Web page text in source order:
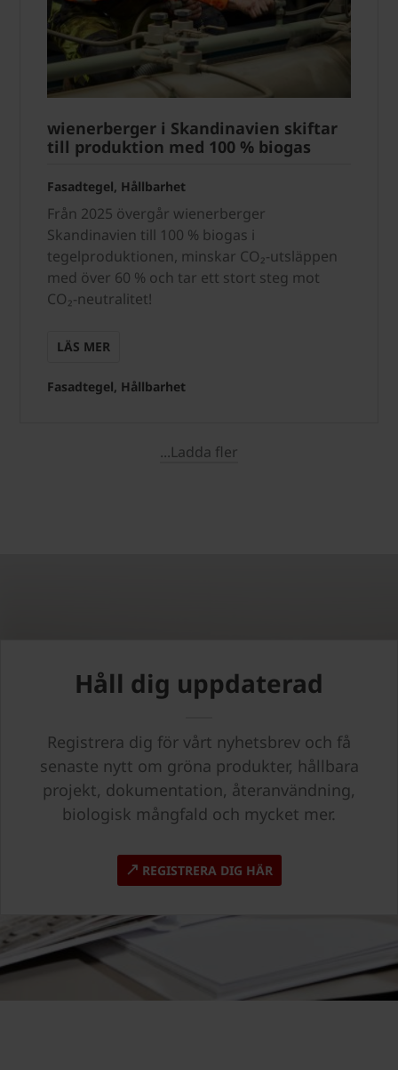
wienerberger i Skandinavien skiftar
till produktion med 100 % biogas
Fasadtegel, Hållbarhet
Från 2025 övergår wienerberger
Skandinavien till 100 % biogas i
tegelproduktionen, minskar CO₂-utsläppen
med över 60 % och tar ett stort steg mot
CO₂-neutralitet!
LÄS MER
Fasadtegel, Hållbarhet
...Ladda fler
Håll dig uppdaterad
Registrera dig för vårt nyhetsbrev och få
senaste nytt om gröna produkter, hållbara
projekt, dokumentation, återanvändning,
biologisk mångfald och mycket mer.
REGISTRERA DIG HÄR